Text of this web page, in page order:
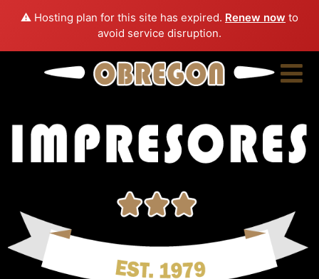
⚠️ Hosting plan for this site has expired. Renew now to
avoid service disruption.